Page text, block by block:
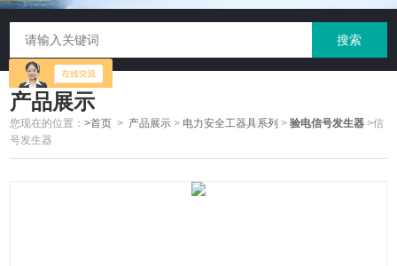
产品展示
您现在的位置：>首页 > 产品展示 > 电力安全工器具系列 >验电信号发生器 >信
号发生器